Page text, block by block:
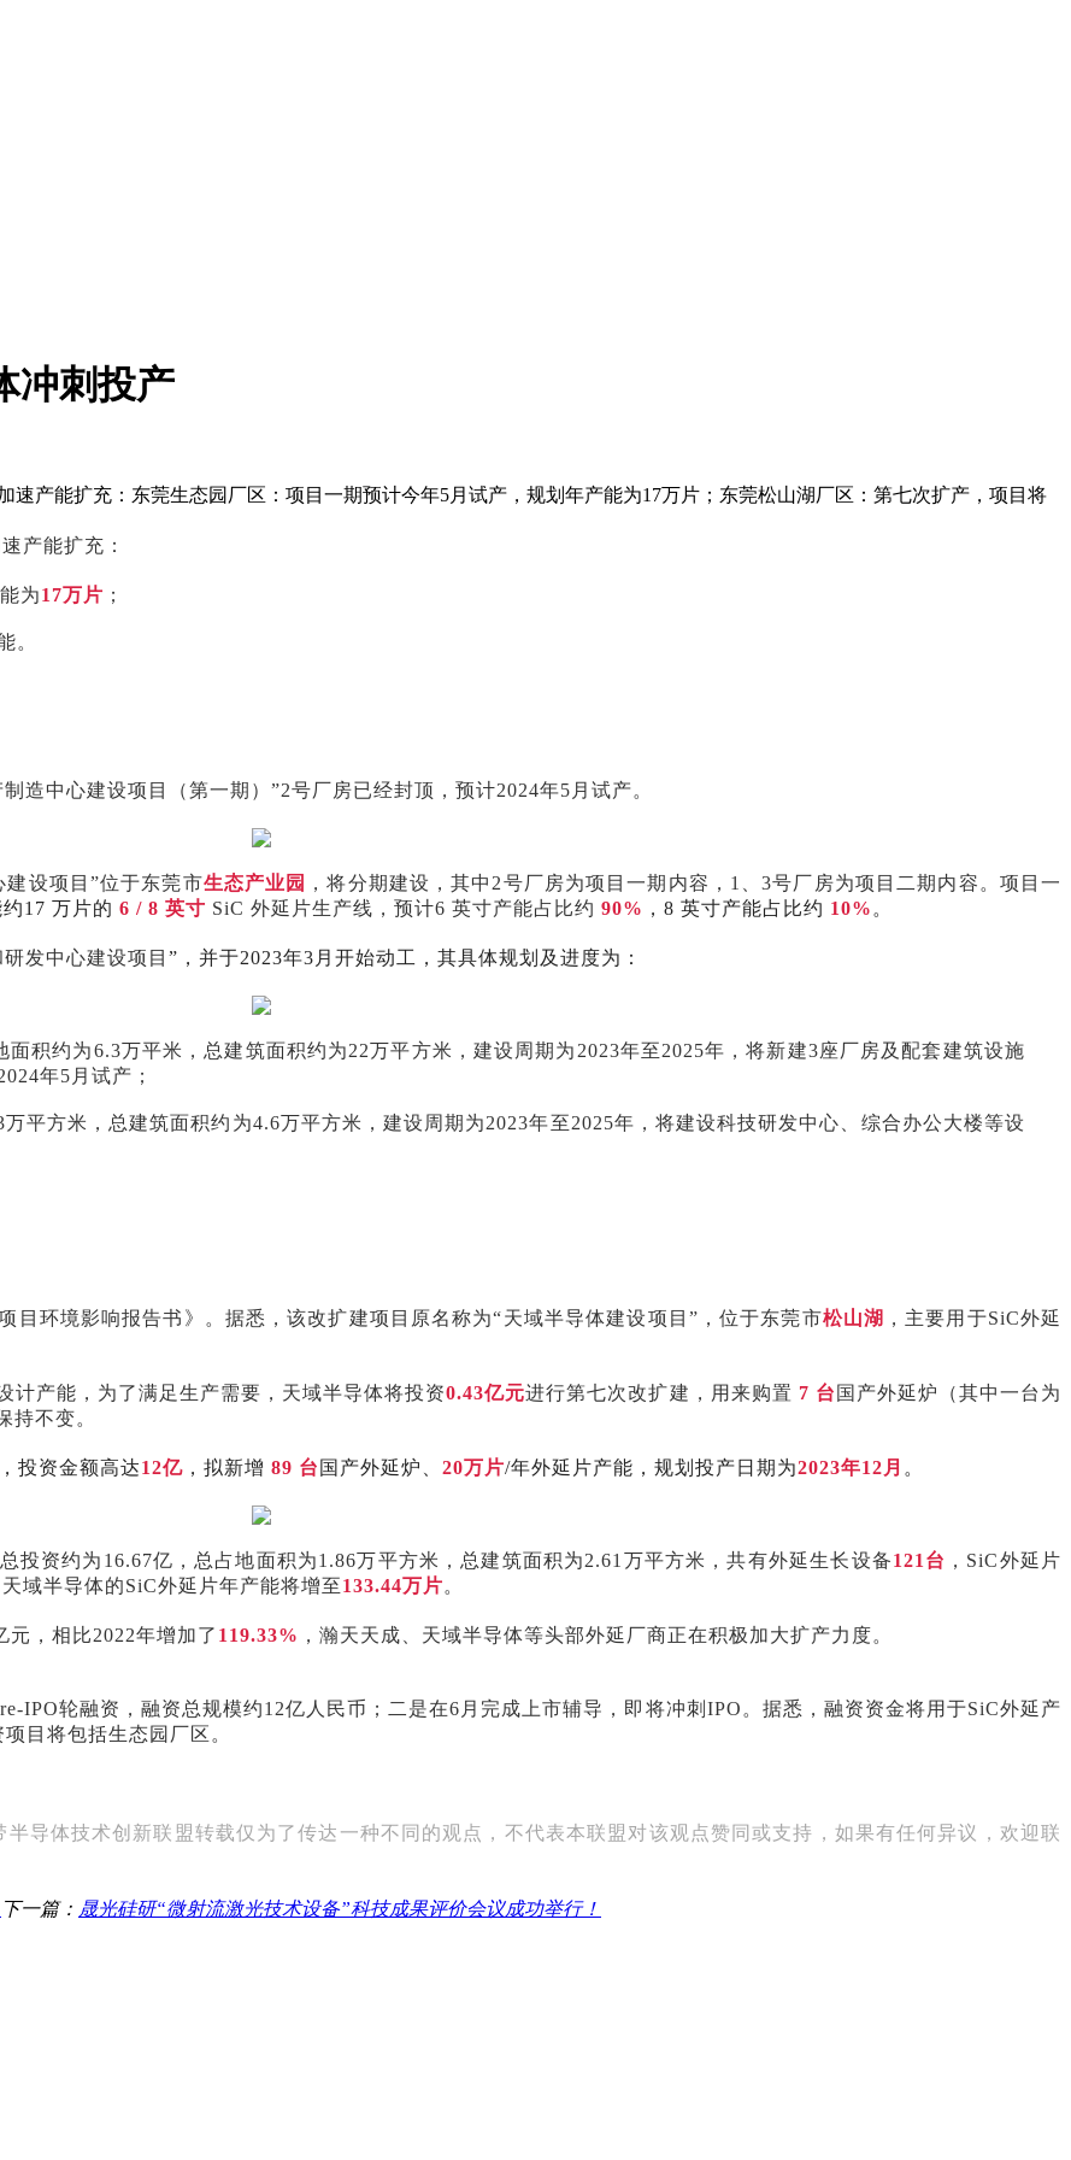
冲刺投产
速产能扩充：东莞生态园厂区：项目一期预计今年5月试产，规划年产能为17万片；东莞松山湖厂区：第七次扩产，项目将
产能扩充：
为17万片 ；
。
造中心建设项目（第一期）”2号厂房已经封顶，预计2024年5月试产。
设项目”位于东莞市生态产业园
，将分期建设，其中2号厂房为项目一期内容，1、3号厂房为项目二期内容。项目一
17 万片的 6 / 8 英寸 SiC 外延片生产线，预计6 英寸产能占比约 90% ，8 英寸产能占比约 10% 。
发中心建设项目 ”，并于2023年3月开始动工，其具体规划及进度为：
面积约为6.3万平米，总建筑面积约为22万平方米，建设周期为2023年至2025年，将新建3座厂房及配套建筑设施
年5月试产；
万平方米，总建筑面积约为4.6万平方米，建设周期为2023年至2025年，将建设科技研发中心、综合办公大楼等设
目环境影响报告书》。据悉，该改扩建项目原名称为“天域半导体建设项目”，位于东莞市松山湖 ，主要用于SiC外延
计产能，为了满足生产需要，天域半导体将投资0.43亿元进行第七次改扩建，用来购置 7 台 国产外延炉（其中一台为
持不变。
投资金额高达12亿 ，拟新增 89 台 国产外延炉、 20万片/年外延片产能，规划投产日期为2023年12月 。
投资约为16.67亿，总占地面积为1.86万平方米，总建筑面积为2.61万平方米，共有外延生长设备121台 ，SiC外延片
域半导体的SiC外延片年产能将增至133.44万片。
元，相比2022年增加了 119.33% ，瀚天天成、天域半导体等头部外延厂商正在积极加大扩产力度。
IPO轮融资，融资总规模约12亿人民币；二是在6月完成上市辅导，即将冲刺IPO。据悉，融资资金将用于SiC外延产
目将包括生态园厂区。
导体技术创新联盟转载仅为了传达一种不同的观点，不代表本联盟对该观点赞同或支持，如果有任何异议，欢迎联
下一篇： 晟光硅研“微射流激光技术设备”科技成果评价会议成功举行！